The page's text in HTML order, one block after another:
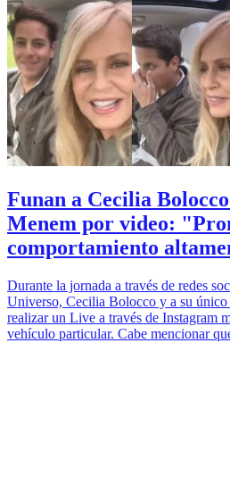
Funan a Cecilia
Menem por video:
comportamiento
Durante la jornada a través de redes
Universo, Cecilia Bolocco y a su
realizar un Live a través de Instagram
vehículo particular. Cabe mencionar